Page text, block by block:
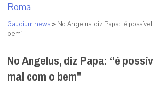
Roma
Gaudium news > No Angelus, diz Papa: “é
bem"
No Angelus, diz Papa: “é
mal com o bem"